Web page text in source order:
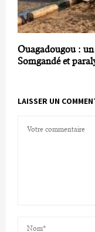
Ouagadougou : un
Somgandé et
LAISSER UN